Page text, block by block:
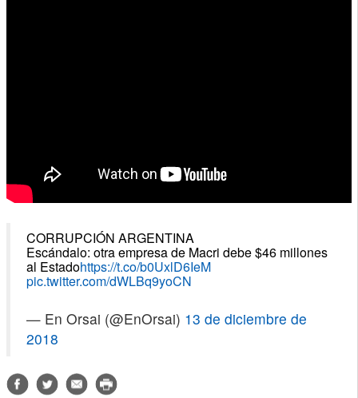
CORRUPCIÓN ARGENTINA
Escándalo: otra empresa de Macri debe $46 millones
al Estadohttps://t.co/b0UxlD6IeM
pic.twitter.com/dWLBq9yoCN
— En Orsai (@EnOrsai) 13 de diciembre de
2018